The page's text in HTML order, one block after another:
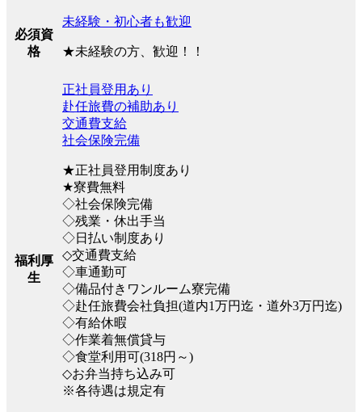
必須資
格
未経験・初心者も歓迎
★未経験の方、歓迎！！
福利厚
生
正社員登用あり
赴任旅費の補助あり
交通費支給
社会保険完備
★正社員登用制度あり
★寮費無料
◇社会保険完備
◇残業・休出手当
◇日払い制度あり
◇交通費支給
◇車通勤可
◇備品付きワンルーム寮完備
◇赴任旅費会社負担(道内1万円迄・道外3万円迄)
◇有給休暇
◇作業着無償貸与
◇食堂利用可(318円～)
◇お弁当持ち込み可
※各待遇は規定有